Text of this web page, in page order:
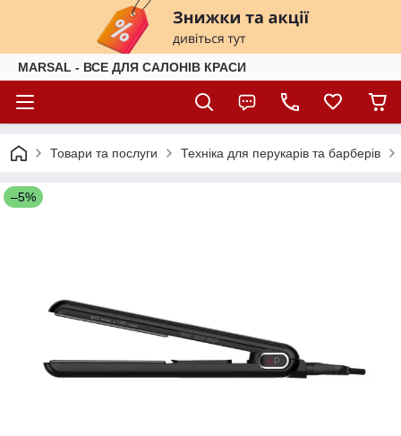
MARSAL - ВСЕ ДЛЯ САЛОНІВ КРАСИ
Товари та послуги Техніка для перукарів та барберів
–5%